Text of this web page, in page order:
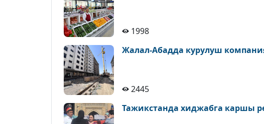
1998
Жалал-Абадда курулуш
2445
Тажикстанда хиджабга каршы